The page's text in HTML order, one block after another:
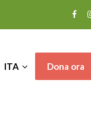
ITA Dona ora